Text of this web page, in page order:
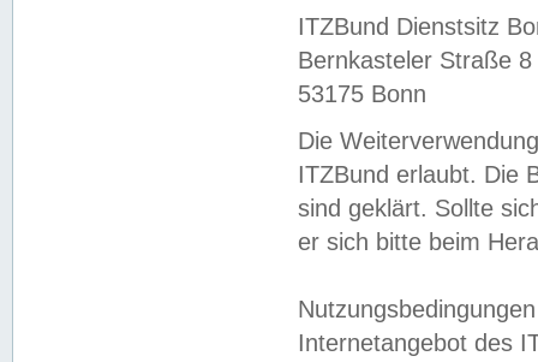
ITZBund Dienstsitz
Bernkasteler Straße 8
53175 Bonn
Die
ITZBund erlaubt. Die
sind geklärt. Sollte
er sich bitte beim
Internetangebot des